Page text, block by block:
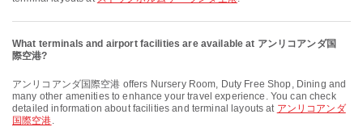
What terminals and airport facilities are available at アンリコアンダ国
際空港?
アンリコアンダ国際空港 offers Nursery Room, Duty Free Shop, Dining and
many other amenities to enhance your travel experience. You can check
detailed information about facilities and terminal layouts at アンリコアンダ
国際空港.